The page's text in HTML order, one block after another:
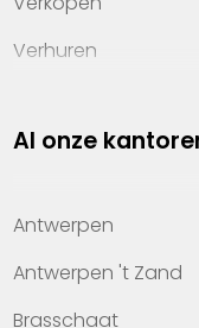
Verhuren
Property
Kennis van wonen
Kantoren
Al onze
Antwerpen
Antwerpen 't Zand
Brasschaat